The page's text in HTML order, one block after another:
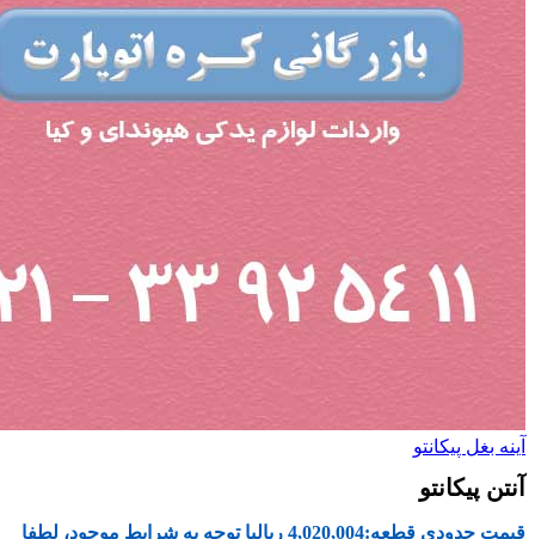
آینه بغل پیکانتو
آنتن پیکانتو
قیمت حدودی قطعه:4,020,004 ریالبا توجه به شرایط موجود، لطفا